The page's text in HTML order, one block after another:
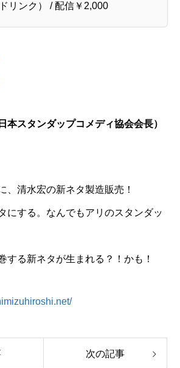
リンク） / 配信￥2,000
本スタンダップコメディ協会会長）
、清水宏の新ネタ製造販売！
にする。なんでもアリのスタンダッ
する新ネタが生まれる？！かも！
次の記事